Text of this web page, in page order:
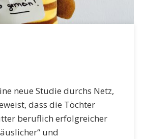
neue Studie durchs Netz,
dass die Töchter
beruflich erfolgreicher
und